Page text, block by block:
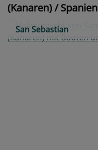
(Kanaren) / Spanien
San Sebastian